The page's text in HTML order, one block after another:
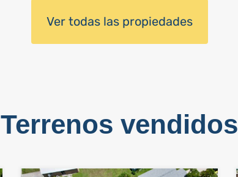
Ver todas las propiedades
Terrenos vendidos